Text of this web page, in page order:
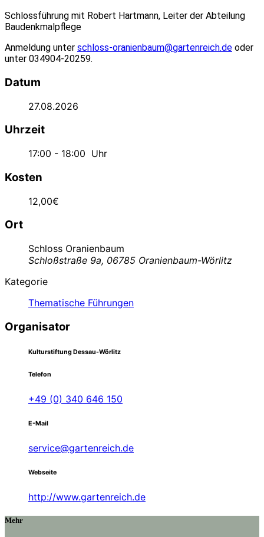
Schlossführung mit Robert Hartmann, Leiter der Abteilung
Baudenkmalpflege
Anmeldung unter schloss-oranienbaum@gartenreich.de oder
unter 034904-20259.
Datum
27.08.2026
Uhrzeit
17:00 - 18:00 Uhr
Kosten
12,00€
Ort
Schloss Oranienbaum
Schloßstraße 9a, 06785 Oranienbaum-Wörlitz
Kategorie
Thematische Führungen
Organisator
Kulturstiftung Dessau-Wörlitz
Telefon
+49 (0) 340 646 150
E-Mail
service@gartenreich.de
Webseite
http://www.gartenreich.de
Mehr